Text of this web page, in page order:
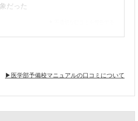
だった
▶医学部予備校マニュアルの口コミについて